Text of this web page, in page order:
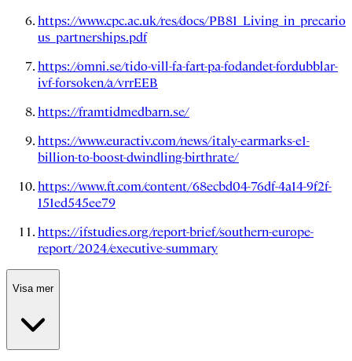
https://www.cpc.ac.uk/res/docs/PB81_Living_in_precario
us_partnerships.pdf
https://omni.se/tido-vill-fa-fart-pa-fodandet-fordubblar-
ivf-forsoken/a/vrrEEB
https://framtidmedbarn.se/
https://www.euractiv.com/news/italy-earmarks-e1-
billion-to-boost-dwindling-birthrate/
https://www.ft.com/content/68ecbd04-76df-4a14-9f2f-
151ed545ee79
https://ifstudies.org/report-brief/southern-europe-
report/2024/executive-summary
Visa mer